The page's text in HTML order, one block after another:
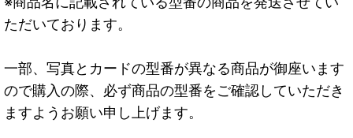
ただいております。
一部、写真とカードの型番が異なる商品が御座います
ので購入の際、必ず商品の型番をご確認していただき
ますようお願い申し上げます。